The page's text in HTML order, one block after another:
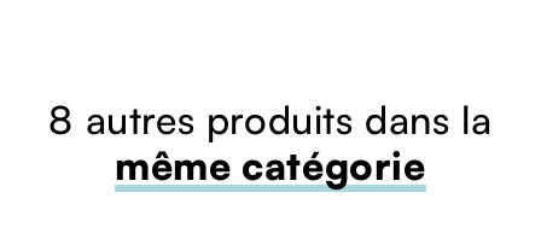
8 autres produits dans la
même catégorie